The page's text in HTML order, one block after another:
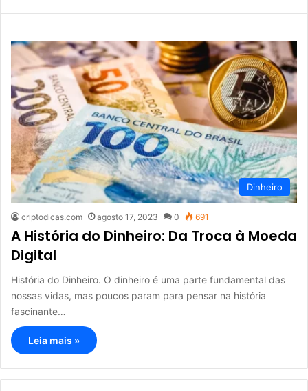
Dinheiro
criptodicas.com agosto 17, 2023 0 691
A História do Dinheiro: Da Troca à Moeda
Digital
História do Dinheiro. O dinheiro é uma parte fundamental das
nossas vidas, mas poucos param para pensar na história
fascinante…
Leia mais »